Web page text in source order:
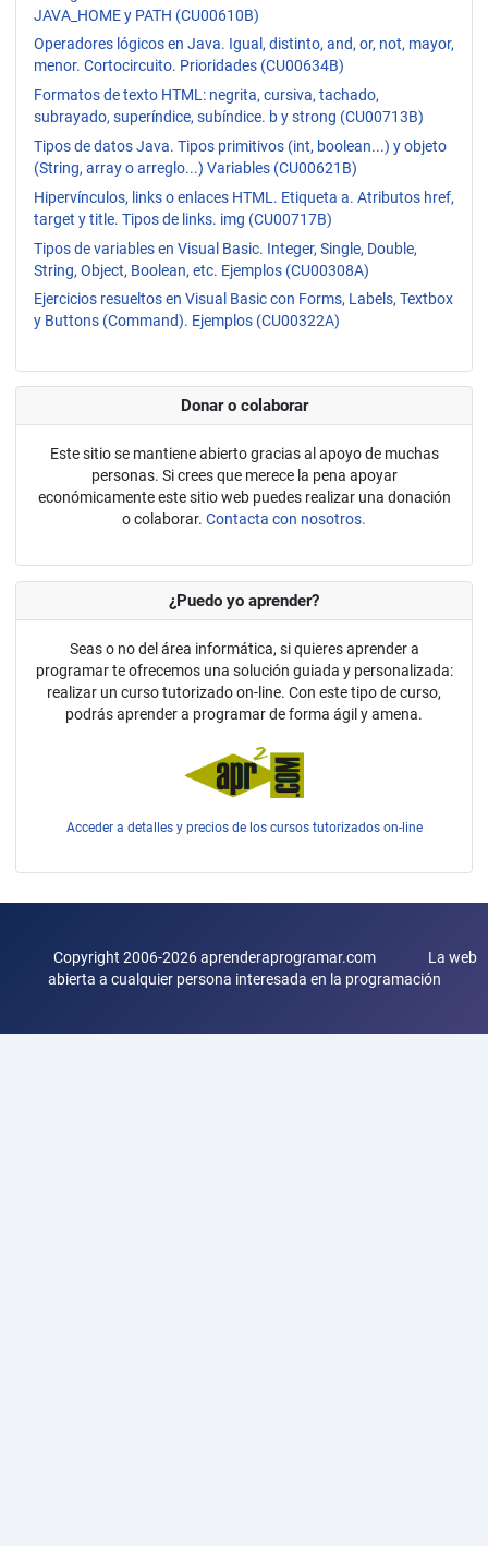
JAVA_HOME y PATH (CU00610B)
Operadores lógicos en Java. Igual, distinto, and, or, not, mayor,
menor. Cortocircuito. Prioridades (CU00634B)
Formatos de texto HTML: negrita, cursiva, tachado,
subrayado, superíndice, subíndice. b y strong (CU00713B)
Tipos de datos Java. Tipos primitivos (int, boolean...) y objeto
(String, array o arreglo...) Variables (CU00621B)
Hipervínculos, links o enlaces HTML. Etiqueta a. Atributos href,
target y title. Tipos de links. img (CU00717B)
Tipos de variables en Visual Basic. Integer, Single, Double,
String, Object, Boolean, etc. Ejemplos (CU00308A)
Ejercicios resueltos en Visual Basic con Forms, Labels, Textbox
y Buttons (Command). Ejemplos (CU00322A)
Donar o colaborar
Este sitio se mantiene abierto gracias al apoyo de muchas
personas. Si crees que merece la pena apoyar
económicamente este sitio web puedes realizar una donación
o colaborar. Contacta con nosotros.
¿Puedo yo aprender?
Seas o no del área informática, si quieres aprender a
programar te ofrecemos una solución guiada y personalizada:
realizar un curso tutorizado on-line. Con este tipo de curso,
podrás aprender a programar de forma ágil y amena.
Acceder a detalles y precios de los cursos tutorizados on-line
Copyright 2006-2026 aprenderaprogramar.com La web
abierta a cualquier persona interesada en la programación